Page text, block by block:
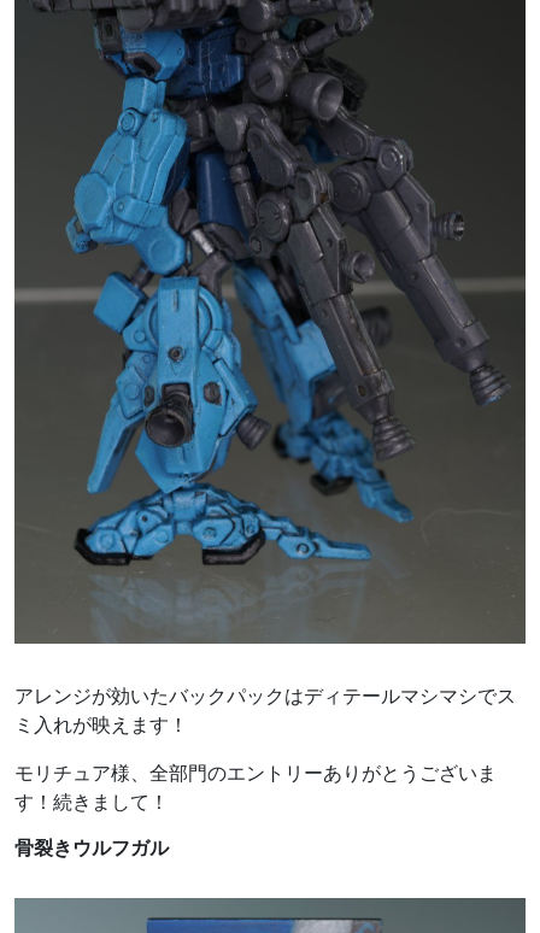
アレンジが効いたバックパックはディテールマシマシでス
ミ入れが映えます！
モリチュア様、全部門のエントリーありがとうございま
す！続きまして！
骨裂きウルフガル